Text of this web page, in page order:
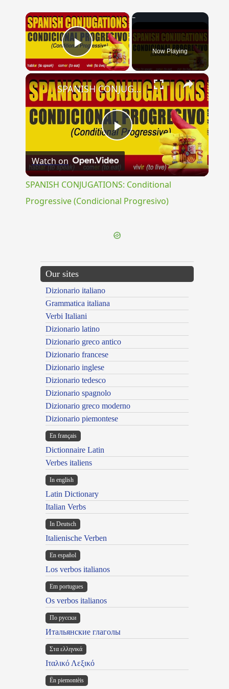
×
Play Video Now Playing
×
Play
Video
SPANISH CONJUGATIONS: Conditional Progressive (Condicional Progresivo)
Watch on
SPANISH CONJUGATIONS: Conditional
Progressive (Condicional Progresivo)
Our sites
Dizionario italiano
Grammatica italiana
Verbi Italiani
Dizionario latino
Dizionario greco antico
Dizionario francese
Dizionario inglese
Dizionario tedesco
Dizionario spagnolo
Dizionario greco moderno
Dizionario piemontese
En français
Dictionnaire Latin
Verbes italiens
In english
Latin Dictionary
Italian Verbs
In Deutsch
Italienische Verben
En español
Los verbos italianos
Em portugues
Os verbos italianos
По русски
Итальянские глаголы
Στα ελληνικά
Ιταλικό Λεξικό
Ën piemontèis